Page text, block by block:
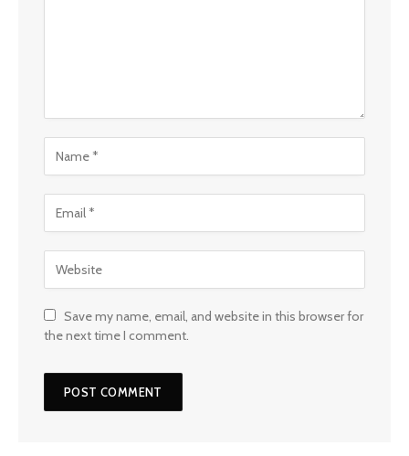
Save my name, email, and website in this browser for
the next time I comment.